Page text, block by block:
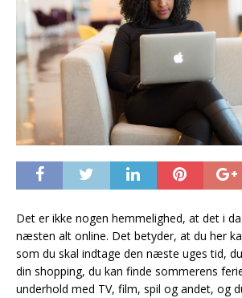
Det er ikke nogen hemmelighed, at det i
næsten alt online. Det betyder, at du her
som du skal indtage den næste uges tid,
din shopping, du kan finde sommerens
underhold med TV, film, spil og andet, og